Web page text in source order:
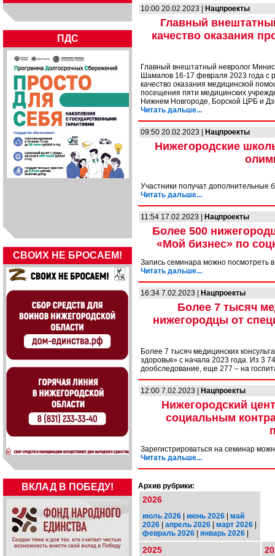
ПДС
СВОИХ НЕ БРОСАЕМ!
ВКЛАД В ПОБЕДУ!
10:00 20.02.2023 | Нацпроекты
Главный
качество оказания
Главный внештатный невролог
Шамалов 16-17 февраля 2023 года с
качество оказания медицинской
посещения пяти медицинских
Нижнем Новгороде, Борской ЦРБ и
Читать дальше...
09:50 20.02.2023 | Нацпроекты
Нижегородские
Участники получат дополнительные
Читать дальше...
11:54 17.02.2023 | Нацпроекты
Более 500
«Мой бизнес» по
Запись семинара можно посмотреть
Читать дальше...
16:34 7.02.2023 | Нацпроекты
Более 7 тысяч
нижегородцы от
Более 7 тысяч медицинских
здоровья» с начала 2023 года. Из 3
дообследование, еще 277 – на
12:00 7.02.2023 | Нацпроекты
Нижегородский
социальным
Зарегистрироваться на семинар
Читать дальше...
Архив рубрики:
2026
июль 2026 | июнь 2026 | май
2026 | апрель 2026 | март 2026 |
февраль 2026 | январь 2026 |
2025